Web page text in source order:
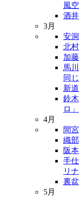
風空
酒
3月
安
北
加
馬
同
新
鈴
ロ」
4月
間
織
阪
手
リナ
裏
5月